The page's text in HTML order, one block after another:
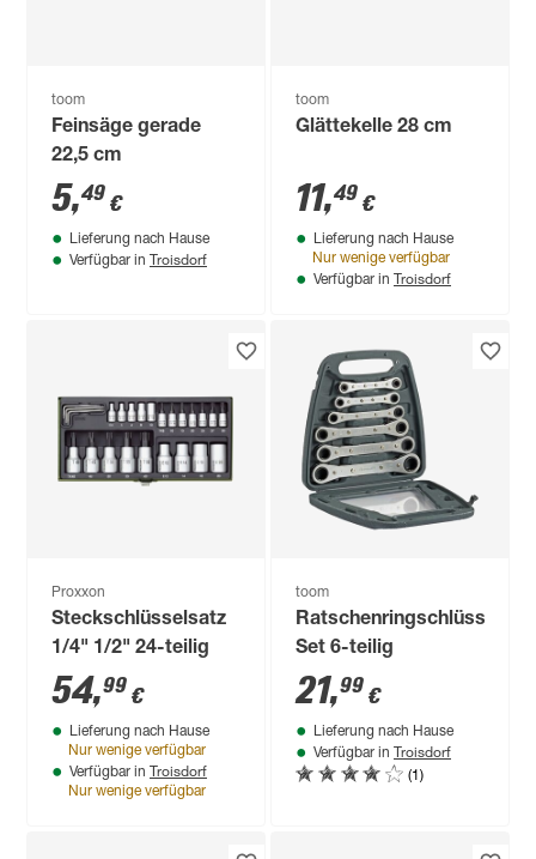
toom
Feinsäge gerade
22,5 cm
5,49 €
Lieferung nach Hause
Verfügbar in Troisdorf
toom
Glättekelle 28 cm
11,49 €
Lieferung nach Hause
Nur wenige verfügbar
Verfügbar in Troisdorf
Proxxon
Steckschlüsselsatz
1/4" 1/2" 24-teilig
54,99 €
Lieferung nach Hause
Nur wenige verfügbar
Verfügbar in Troisdorf
Nur wenige verfügbar
toom
Ratschenringschlüssel-
Set 6-teilig
21,99 €
Lieferung nach Hause
Verfügbar in Troisdorf
(1)